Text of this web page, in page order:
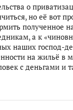
о
но её вот
полученное
а к
наших господ-
на жильё в
с деньгами и